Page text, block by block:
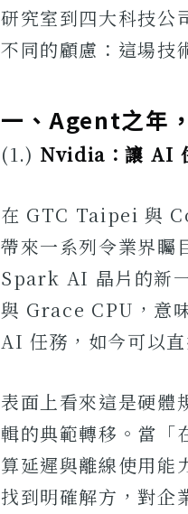
研究室到四大科技公
不同的顧慮：這場技
一、Agent之年
(1.) Nvidia：讓 AI
在 GTC Taipei 與
帶來一系列令業界矚
Spark AI 晶片的新
與 Grace CPU，意
AI 任務，如今可以直
表面上看來這是硬體
輯的典範轉移。當「
算延遲與離線使用能
找到明確解方，對企